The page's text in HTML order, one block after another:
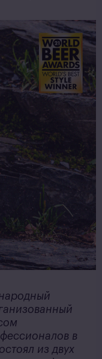
в
из двух